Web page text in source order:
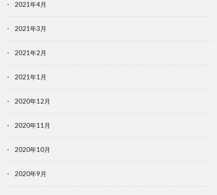
2021年4月
2021年3月
2021年2月
2021年1月
2020年12月
2020年11月
2020年10月
2020年9月